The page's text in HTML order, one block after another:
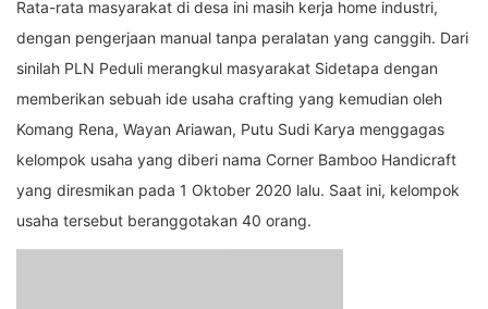
Rata-rata masyarakat di desa ini masih kerja home industri,
dengan pengerjaan manual tanpa peralatan yang canggih. Dari
sinilah PLN Peduli merangkul masyarakat Sidetapa dengan
memberikan sebuah ide usaha crafting yang kemudian oleh
Komang Rena, Wayan Ariawan, Putu Sudi Karya menggagas
kelompok usaha yang diberi nama Corner Bamboo Handicraft
yang diresmikan pada 1 Oktober 2020 lalu. Saat ini, kelompok
usaha tersebut beranggotakan 40 orang.